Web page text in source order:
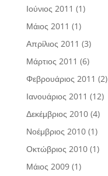
Ιούνιος 2011 (1)
Μάιος 2011 (1)
Απρίλιος 2011 (3)
Μάρτιος 2011 (6)
Φεβρουάριος 2011 (2)
Ιανουάριος 2011 (12)
Δεκέμβριος 2010(4)
Νοέμβριος 2010(1)
Οκτώβριος 2010(1)
Μάιος 2009(1)